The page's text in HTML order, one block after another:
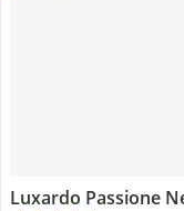
Luxardo Passione